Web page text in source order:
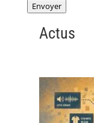
Envoyer
Actus